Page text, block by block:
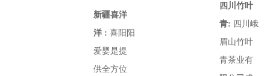
新疆喜洋
洋 : 喜阳阳
爱婴是提
供全方位
四川竹叶
青: 四川峨
眉山竹叶
青茶业有